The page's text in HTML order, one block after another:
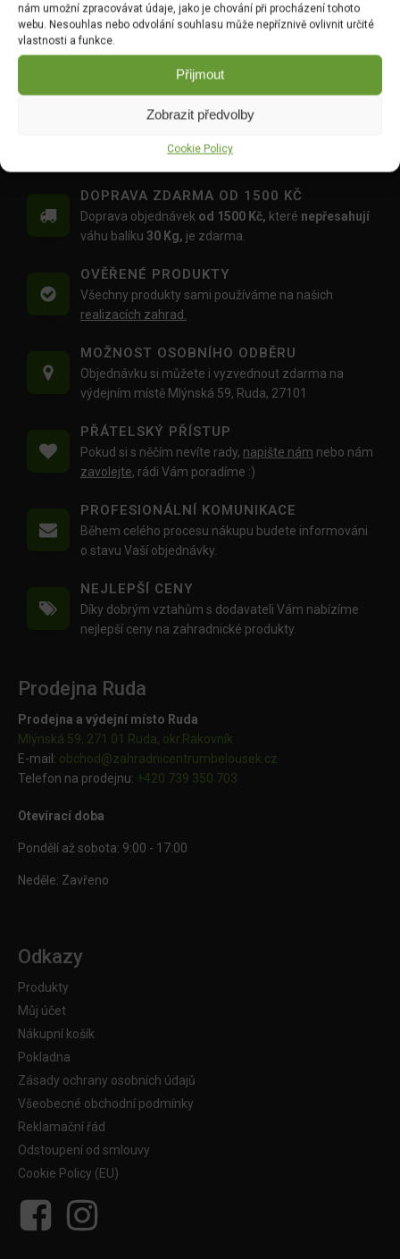
nám umožní zpracovávat údaje, jako je chování při procházení tohoto
webu. Nesouhlas nebo odvolání souhlasu může nepříznivě ovlivnit určité
vlastnosti a funkce.
Přijmout
Zobrazit předvolby
Cookie Policy
40.00Kč
Magnicur Finito 50ml
169.00Kč
(200g+100g navíc) 300g
149.00Kč
DOPRAVA ZDARMA OD 1500 KČ
Doprava objednávek od 1500 Kč, které nepřesahují
váhu balíku 30 Kg, je zdarma.
OVĚŘENÉ PRODUKTY
Všechny produkty sami používáme na našich
realizacích zahrad.
MOŽNOST OSOBNÍHO ODBĚRU
Objednávku si můžete i vyzvednout zdarma na
výdejním místě Mlýnská 59, Ruda, 27101
PŘÁTELSKÝ PŘÍSTUP
Pokud si s něčím nevíte rady, napište nám nebo nám
zavolejte, rádi Vám poradíme :)
PROFESIONÁLNÍ KOMUNIKACE
Během celého procesu nákupu budete informováni
o stavu Vaší objednávky.
NEJLEPŠÍ CENY
Díky dobrým vztahům s dodavateli Vám nabízíme
nejlepší ceny na zahradnické produkty.
Prodejna Ruda
Prodejna a výdejní místo Ruda
Mlýnská 59, 271 01 Ruda, okr.Rakovník
E-mail: obchod@zahradnicentrumbelousek.cz
Telefon na prodejnu: +420 739 350 703
Otevírací doba
Pondělí až sobota: 9:00 - 17:00
Neděle: Zavřeno
Odkazy
Produkty
Můj účet
Nákupní košík
Pokladna
Zásady ochrany osobních údajů
Všeobecné obchodní podmínky
Reklamační řád
Odstoupení od smlouvy
Cookie Policy (EU)